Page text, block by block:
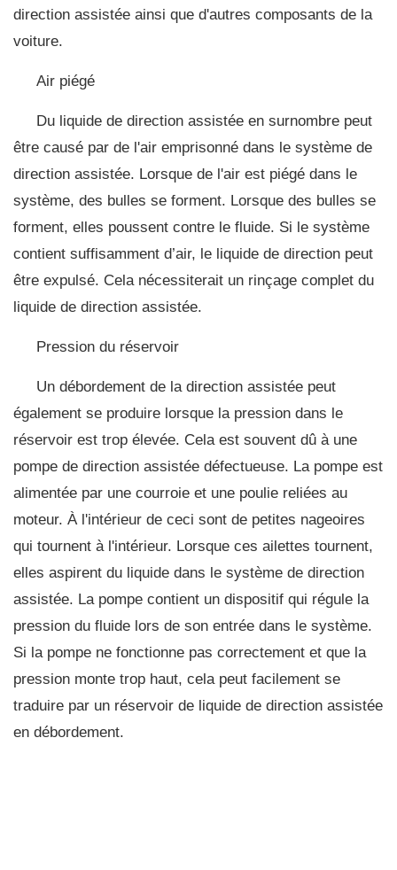
direction assistée ainsi que d'autres composants de la
voiture.
Air piégé
Du liquide de direction assistée en surnombre peut
être causé par de l'air emprisonné dans le système de
direction assistée. Lorsque de l'air est piégé dans le
système, des bulles se forment. Lorsque des bulles se
forment, elles poussent contre le fluide. Si le système
contient suffisamment d’air, le liquide de direction peut
être expulsé. Cela nécessiterait un rinçage complet du
liquide de direction assistée.
Pression du réservoir
Un débordement de la direction assistée peut
également se produire lorsque la pression dans le
réservoir est trop élevée. Cela est souvent dû à une
pompe de direction assistée défectueuse. La pompe est
alimentée par une courroie et une poulie reliées au
moteur. À l'intérieur de ceci sont de petites nageoires
qui tournent à l'intérieur. Lorsque ces ailettes tournent,
elles aspirent du liquide dans le système de direction
assistée. La pompe contient un dispositif qui régule la
pression du fluide lors de son entrée dans le système.
Si la pompe ne fonctionne pas correctement et que la
pression monte trop haut, cela peut facilement se
traduire par un réservoir de liquide de direction assistée
en débordement.